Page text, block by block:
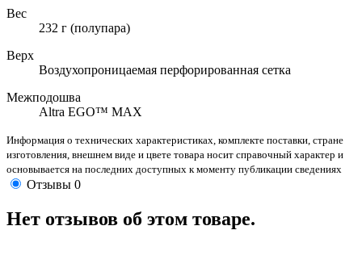
Вес
232 г (полупара)
Верх
Воздухопроницаемая перфорированная сетка
Межподошва
Altra EGO™ MAX
Информация о технических характеристиках, комплекте поставки, стране
изготовления, внешнем виде и цвете товара носит справочный характер и
основывается на последних доступных к моменту публикации сведениях
Отзывы 0
Нет отзывов об этом товаре.